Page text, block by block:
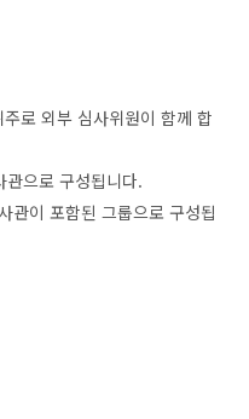
로 외부 심사위원이 함께 합
으로 구성됩니다.
관이 포함된 그룹으로 구성됩